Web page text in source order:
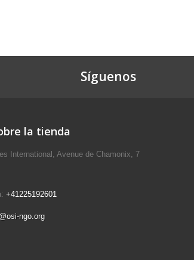
Síguenos
la tienda
International, Avenue de Chamonix, 7
+41225192601
ngo.org